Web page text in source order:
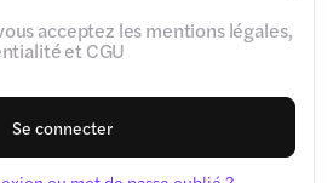
acceptez les mentions légales,
et CGU
Se connecter